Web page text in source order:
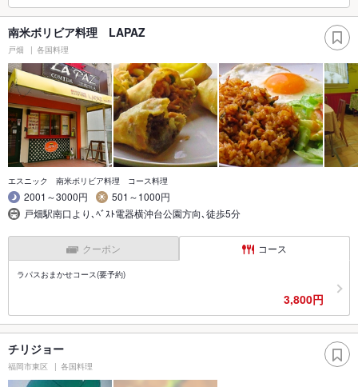
南米ボリビア料理 LAPAZ
戸畑 各国料理
エスニック 南米ボリビア料理 コース料理
2001～3000円
501～1000円
戸畑駅南口より､ﾍﾞｽﾄ電器横沖台公園方向､徒歩5分
クーポン コース
ラパスおまかせコース(要予約)
3,800円
チリジョー
福岡市東区 各国料理